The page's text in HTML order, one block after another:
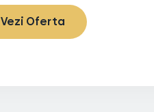
Vezi Oferta